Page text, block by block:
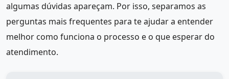
algumas dúvidas apareçam. Por isso, separamos as
perguntas mais frequentes para te ajudar a entender
melhor como funciona o processo e o que esperar do
atendimento.